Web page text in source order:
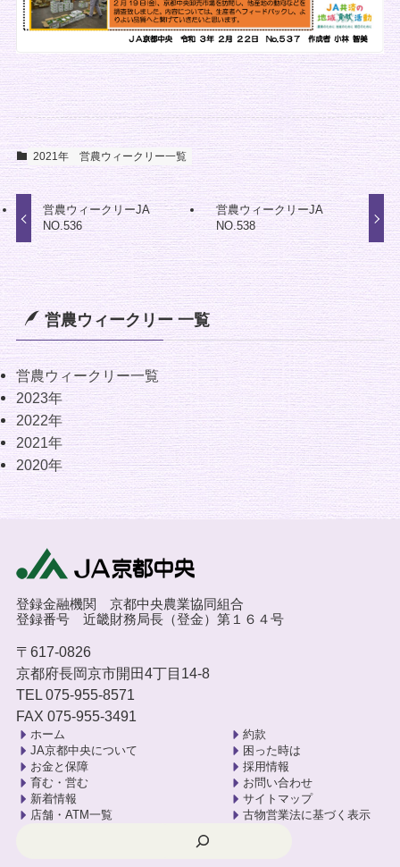
2021年 営農ウィークリー一覧
営農ウィークリーJA
NO.536
営農ウィークリーJA
NO.538
営農ウィークリー 一覧
営農ウィークリー一覧
2023年
2022年
2021年
2020年
登録金融機関 京都中央農業協同組合
登録番号 近畿財務局長（登金）第１６４号
〒617-0826
京都府長岡京市開田4丁目14-8
TEL 075-955-8571
FAX 075-955-3491
ホーム
JA京都中央について
お金と保障
育む・営む
新着情報
店舗・ATM一覧
約款
困った時は
採用情報
お問い合わせ
サイトマップ
古物営業法に基づく表示